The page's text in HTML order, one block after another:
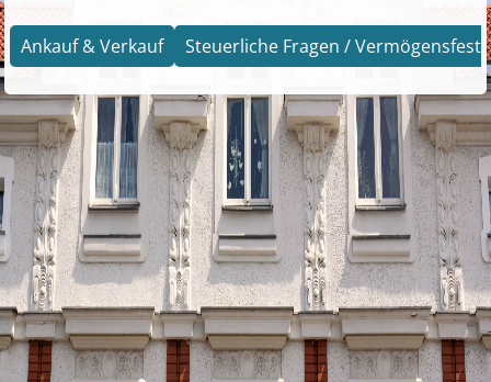
Ankauf & Verkauf Steuerliche Fragen /